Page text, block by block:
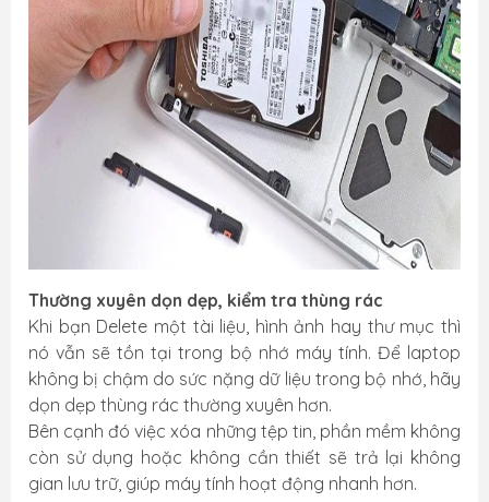
Thường xuyên dọn dẹp, kiểm tra thùng rác
Khi bạn Delete một tài liệu, hình ảnh hay thư mục thì
nó vẫn sẽ tồn tại trong bộ nhớ máy tính. Để laptop
không bị chậm do sức nặng dữ liệu trong bộ nhớ, hãy
dọn dẹp thùng rác thường xuyên hơn.
Bên cạnh đó việc xóa những tệp tin, phần mềm không
còn sử dụng hoặc không cần thiết sẽ trả lại không
gian lưu trữ, giúp máy tính hoạt động nhanh hơn.